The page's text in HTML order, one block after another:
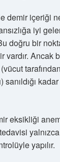
demir içeriği
iyi
doğru bir
vardır. Ancak
tarafından
sanıldığı
eksikliği
yapılır.